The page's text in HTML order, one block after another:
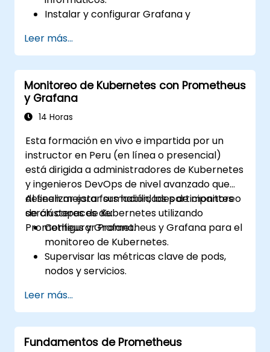
Instalar y configurar Grafana y
monitoreo.
Crear paneles simples y alertas para
visualizar el rendimiento del sistema.
Aplicar las mejores prácticas para
monitorear la disponibilidad y el
rendimiento del sistema.
Leer más...
Monitoreo de Kubernetes con Prometheus
y Grafana
14 Horas
Esta formación en vivo e impartida por un
instructor en Peru (en línea o presencial)
está dirigida a administradores de Kubernetes
y ingenieros DevOps de nivel avanzado que
deseen mejorar sus habilidades de monitoreo
de clústeres de Kubernetes utilizando
Prometheus y Grafana.
Al finalizar esta formación, los participantes
serán capaces de:
Configurar Prometheus y Grafana para el
monitoreo de Kubernetes.
Supervisar las métricas clave de pods,
nodos y servicios.
la salud y el rendimiento del clúster.
Implementar estrategias de alertas para
la resolución proactiva de problemas.
Aplicar buenas prácticas para escalar las
Leer más...
Fundamentos de Prometheus